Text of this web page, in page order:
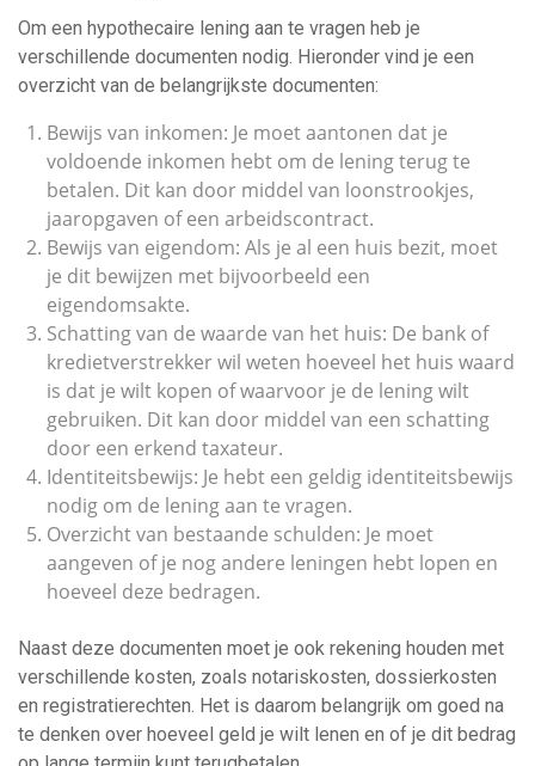
Om een hypothecaire lening aan te vragen heb je
verschillende documenten nodig. Hieronder vind je een
overzicht van de belangrijkste documenten:
Bewijs van inkomen: Je moet aantonen dat je
voldoende inkomen hebt om de lening terug te
betalen. Dit kan door middel van loonstrookjes,
jaaropgaven of een arbeidscontract.
Bewijs van eigendom: Als je al een huis bezit, moet
je dit bewijzen met bijvoorbeeld een
eigendomsakte.
Schatting van de waarde van het huis: De bank of
kredietverstrekker wil weten hoeveel het huis waard
is dat je wilt kopen of waarvoor je de lening wilt
gebruiken. Dit kan door middel van een schatting
door een erkend taxateur.
Identiteitsbewijs: Je hebt een geldig identiteitsbewijs
nodig om de lening aan te vragen.
Overzicht van bestaande schulden: Je moet
aangeven of je nog andere leningen hebt lopen en
hoeveel deze bedragen.
Naast deze documenten moet je ook rekening houden met
verschillende kosten, zoals notariskosten, dossierkosten
en registratierechten. Het is daarom belangrijk om goed na
te denken over hoeveel geld je wilt lenen en of je dit bedrag